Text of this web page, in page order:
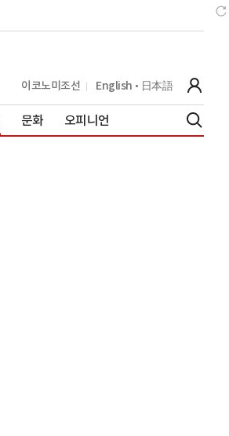
이코노미조선 English 日本語
문화 오피니언